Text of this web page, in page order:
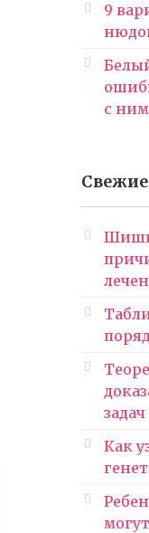
9
с ним
задач
Как